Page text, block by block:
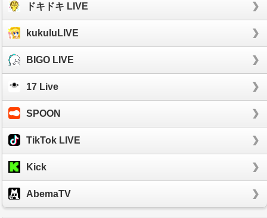
ドキドキ LIVE
kukuluLIVE
BIGO LIVE
17 Live
SPOON
TikTok LIVE
Kick
AbemaTV